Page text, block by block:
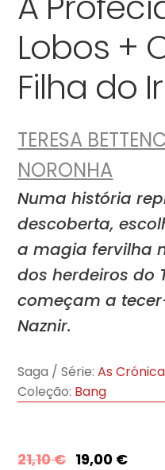
Lobos +
Filha do
TERESA
NORONHA
Numa história
descoberta,
a magia fervilha
dos herdeiros do
começam a
Naznir.
Saga / Série: As
Coleção: Bang
21,10€ 19,00 €